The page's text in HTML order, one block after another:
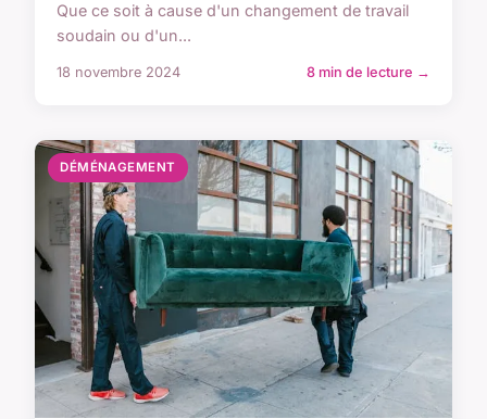
Que ce soit à cause d'un changement de travail
soudain ou d'un...
18 novembre 2024 8 min de lecture →
DÉMÉNAGEMENT